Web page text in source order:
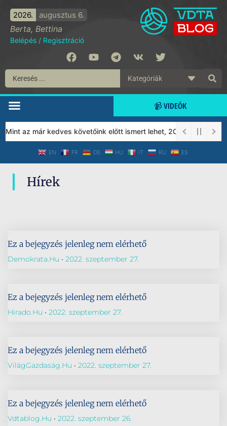
2026. augusztus 6.
Berta, Bettina
Belépés / Regisztráció
📹 VIDEÓK
az már kedves követőink előtt ismert lehet, 2023-tól a
EN FR DE HU IT RU ES
Hírek
Ez a bejegyzés jelenleg nem elérhető
Demokrata.hu 2022. szeptember 27.
Ez a bejegyzés jelenleg nem elérhető
Hirado.hu 2022. szeptember 27.
Ez a bejegyzés jelenleg nem elérhető
VilágGazdaság.hu 2022. szeptember 27.
Ez a bejegyzés jelenleg nem elérhető
Vdtablog.hu 2022. szeptember 26.